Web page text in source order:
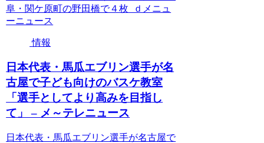
阜・関ケ原町の野田橋で４枚 ｄメニュ
ーニュース
情報
日本代表・馬瓜エブリン選手が名
古屋で子ども向けのバスケ教室
「選手としてより高みを目指し
て」 – メ～テレニュース
日本代表・馬瓜エブリン選手が名古屋で